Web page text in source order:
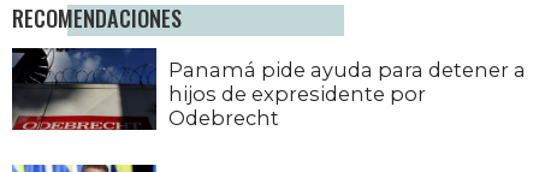
RECOMENDACIONES
Panamá pide ayuda para detener a
hijos de expresidente por
Odebrecht